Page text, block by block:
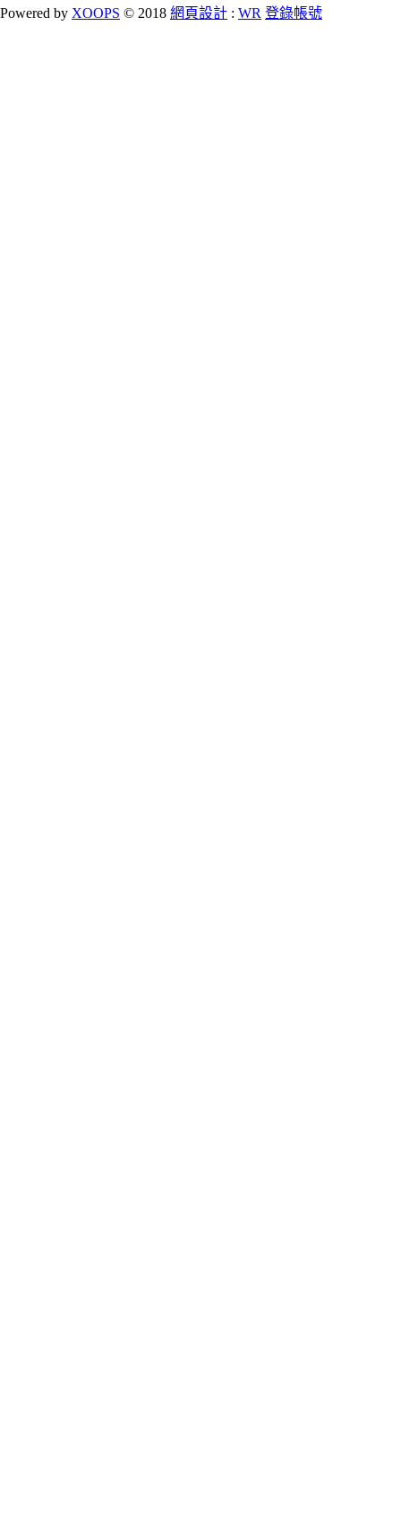
Powered by XOOPS © 2018 網頁設計 : WR 登錄帳號